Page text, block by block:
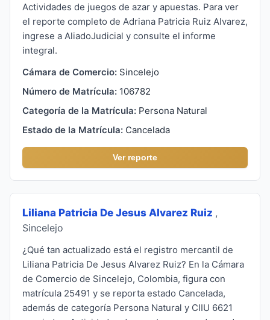
Actividades de juegos de azar y apuestas. Para ver
el reporte completo de Adriana Patricia Ruiz Alvarez,
ingrese a AliadoJudicial y consulte el informe
integral.
Cámara de Comercio: Sincelejo
Número de Matrícula: 106782
Categoría de la Matrícula: Persona Natural
Estado de la Matrícula: Cancelada
Ver reporte
Liliana Patricia De Jesus Alvarez Ruiz ,
Sincelejo
¿Qué tan actualizado está el registro mercantil de
Liliana Patricia De Jesus Alvarez Ruiz? En la Cámara
de Comercio de Sincelejo, Colombia, figura con
matrícula 25491 y se reporta estado Cancelada,
además de categoría Persona Natural y CIIU 6621